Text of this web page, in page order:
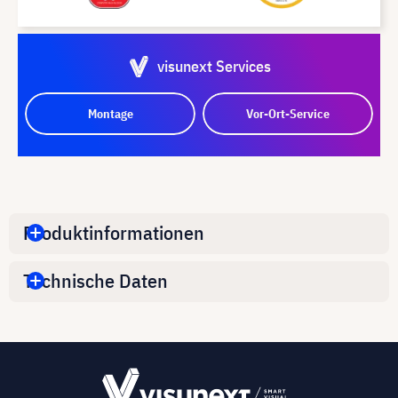
visunext Services
Montage Vor-Ort-Service
Produktinformationen
Technische Daten